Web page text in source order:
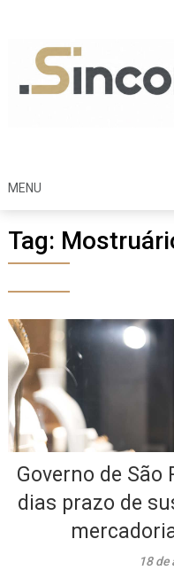
content
MENU
Tag:
Governo de São
dias prazo de
18 de